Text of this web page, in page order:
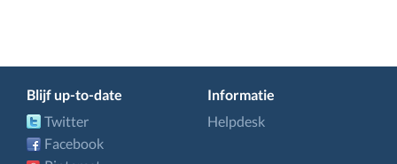
Blijf up-to-date
Twitter
Facebook
Informatie
Helpdesk